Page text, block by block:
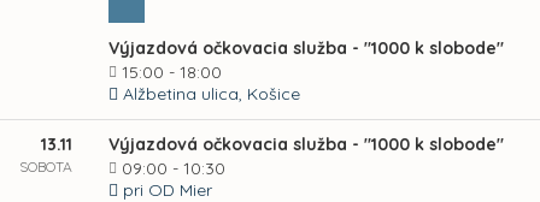
Výjazdová očkovacia služba - "1000 k slobode"
15:00 - 18:00
Alžbetina ulica, Košice
13.11
SOBOTA
Výjazdová očkovacia služba - "1000 k slobode"
09:00 - 10:30
pri OD Mier